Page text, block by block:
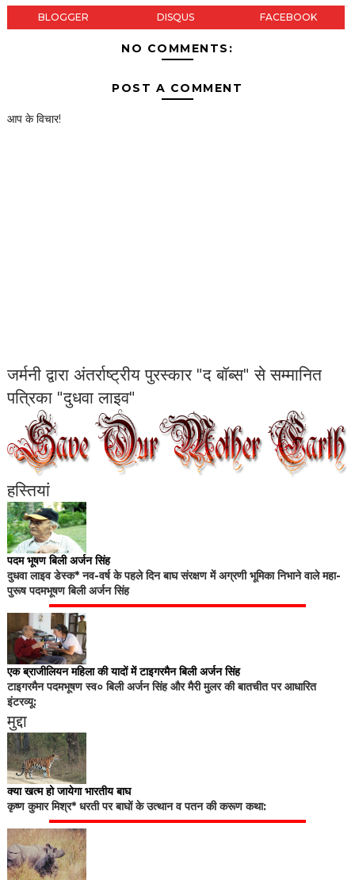
BLOGGER DISQUS FACEBOOK
NO COMMENTS:
POST A COMMENT
आप के विचार!
जर्मनी द्वारा अंतर्राष्ट्रीय पुरस्कार "द बॉब्स" से सम्मानित
पत्रिका "दुधवा लाइव"
हस्तियां
पदम भूषण बिली अर्जन सिंह
दुधवा लाइव डेस्क* नव-वर्ष के पहले दिन बाघ संरक्षण में अग्रणी भूमिका निभाने वाले महा-
पुरूष पदमभूषण बिली अर्जन सिंह
एक ब्राजीलियन महिला की यादों में टाइगरमैन बिली अर्जन सिंह
टाइगरमैन पदमभूषण स्व० बिली अर्जन सिंह और मैरी मुलर की बातचीत पर आधारित
इंटरव्यू:
मुद्दा
क्या खत्म हो जायेगा भारतीय बाघ
कृष्ण कुमार मिश्र* धरती पर बाघों के उत्थान व पतन की करूण कथा: